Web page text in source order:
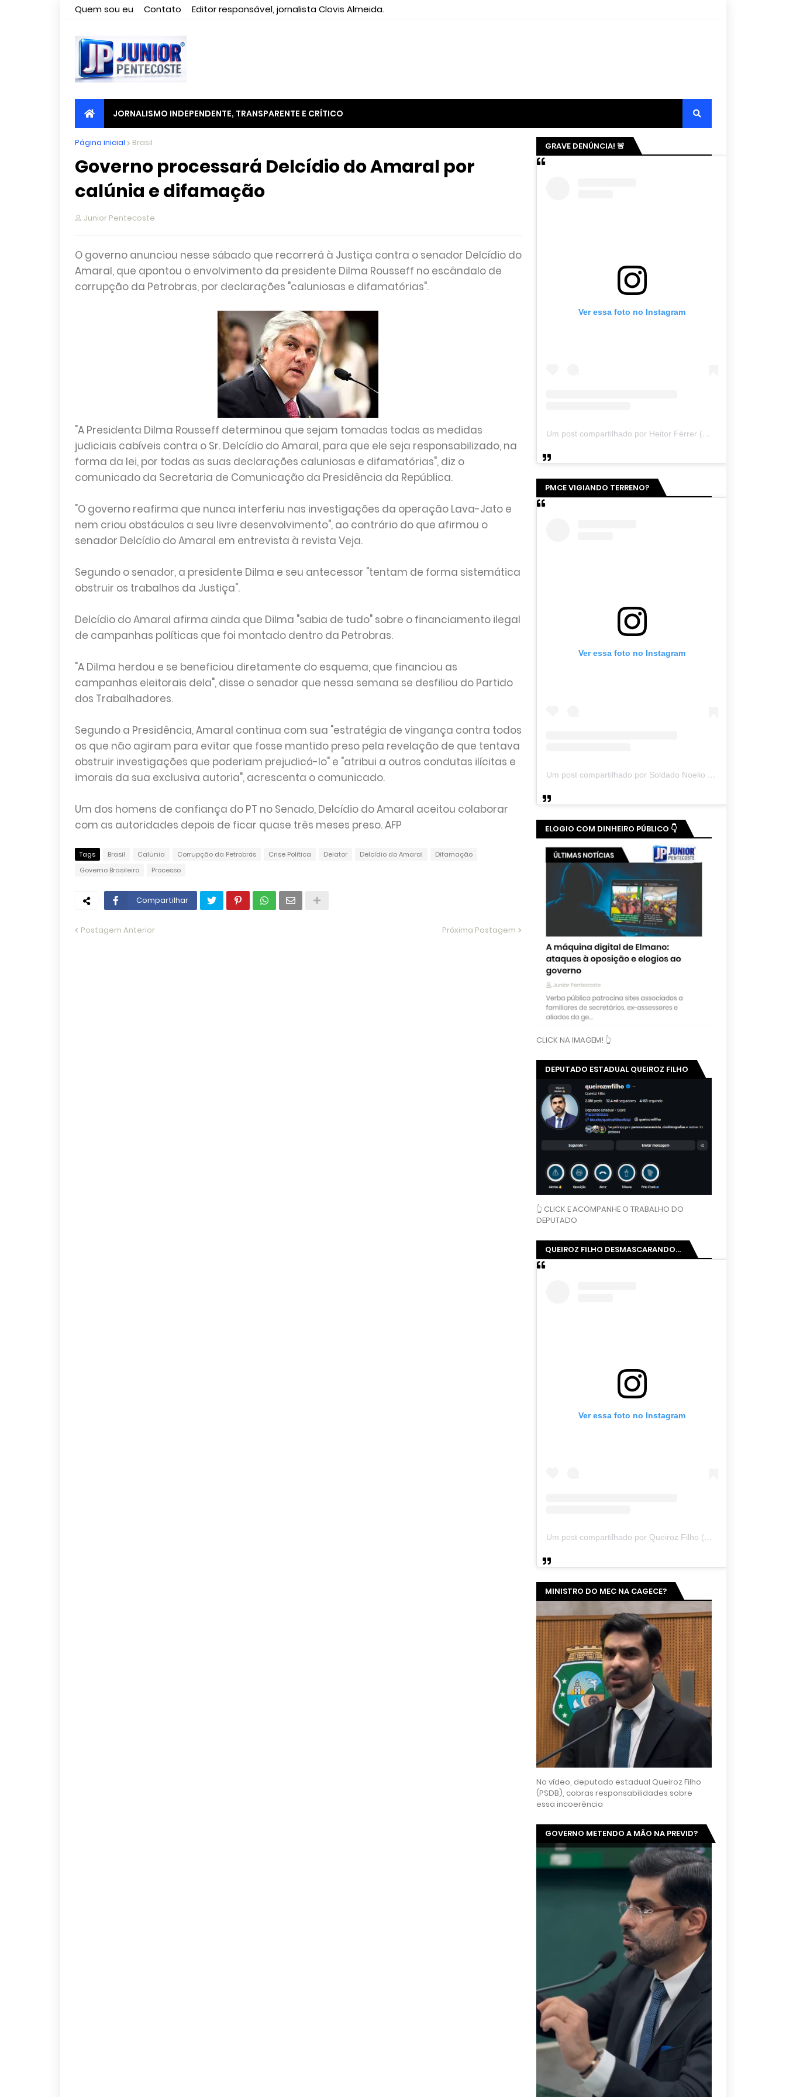
Quem sou eu Contato Editor responsável, jornalista Clovis Almeida.
JORNALISMO INDEPENDENTE, TRANSPARENTE E CRÍTICO
Página inicial Brasil
Governo processará Delcídio do Amaral por
calúnia e difamação
Junior Pentecoste
O governo anunciou nesse sábado que recorrerá à Justiça contra o senador Delcídio do
Amaral, que apontou o envolvimento da presidente Dilma Rousseff no escândalo de
corrupção da Petrobras, por declarações "caluniosas e difamatórias".
"A Presidenta Dilma Rousseff determinou que sejam tomadas todas as medidas
judiciais cabíveis contra o Sr. Delcídio do Amaral, para que ele seja responsabilizado, na
forma da lei, por todas as suas declarações caluniosas e difamatórias", diz o
comunicado da Secretaria de Comunicação da Presidência da República.
"O governo reafirma que nunca interferiu nas investigações da operação Lava-Jato e
nem criou obstáculos a seu livre desenvolvimento", ao contrário do que afirmou o
senador Delcídio do Amaral em entrevista à revista Veja.
Segundo o senador, a presidente Dilma e seu antecessor "tentam de forma sistemática
obstruir os trabalhos da Justiça".
Delcídio do Amaral afirma ainda que Dilma "sabia de tudo" sobre o financiamento ilegal
de campanhas políticas que foi montado dentro da Petrobras.
"A Dilma herdou e se beneficiou diretamente do esquema, que financiou as
campanhas eleitorais dela", disse o senador que nessa semana se desfiliou do Partido
dos Trabalhadores.
Segundo a Presidência, Amaral continua com sua "estratégia de vingança contra todos
os que não agiram para evitar que fosse mantido preso pela revelação de que tentava
obstruir investigações que poderiam prejudicá-lo" e "atribui a outros condutas ilícitas e
imorais da sua exclusiva autoria", acrescenta o comunicado.
Um dos homens de confiança do PT no Senado, Delcídio do Amaral aceitou colaborar
com as autoridades depois de ficar quase três meses preso. AFP
Tags Brasil Calúnia Corrupção da Petrobrás Crise Política Delator Delcídio do Amaral
Difamação
Governo Brasileiro
Processo
Compartilhar
Postagem Anterior Próxima Postagem
GRAVE DENÚNCIA! 🚨
Ver essa foto no Instagram
Um post compartilhado por Heitor Férrer (@heitor_ferrer77)
PMCE VIGIANDO TERRENO?
Ver essa foto no Instagram
Um post compartilhado por Soldado Noelio (@soldadonoelio)
ELOGIO COM DINHEIRO PÚBLICO 👇
CLICK NA IMAGEM! 👆
DEPUTADO ESTADUAL QUEIROZ FILHO
👆 CLICK E ACOMPANHE O TRABALHO DO
DEPUTADO
QUEIROZ FILHO DESMASCARANDO...
Ver essa foto no Instagram
Um post compartilhado por Queiroz Filho (@queirozmfilho)
MINISTRO DO MEC NA CAGECE?
No vídeo, deputado estadual Queiroz Filho
(PSDB), cobras responsabilidades sobre
essa incoerência
GOVERNO METENDO A MÃO NA PREVID?